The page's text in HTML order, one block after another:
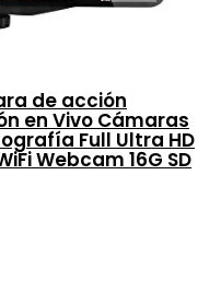
de acción
en Vivo Cámaras
Full Ultra HD
Webcam 16G SD